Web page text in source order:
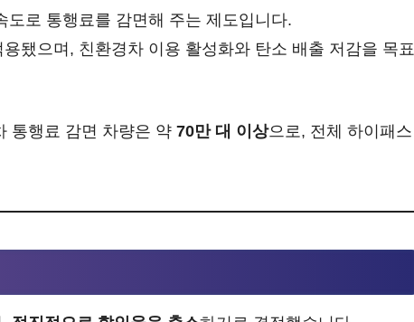
도로 통행료를 감면해 주는 제도입니다.
용됐으며, 친환경차 이용 활성화와 탄소 배출 저감을 목표
통행료 감면 차량은 약 70만 대 이상으로, 전체 하이패스